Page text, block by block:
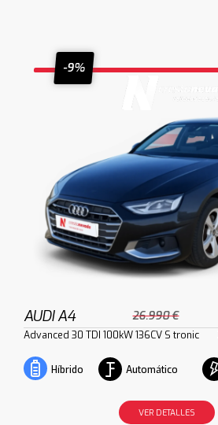
-9%
AUDI A4 26.990 €
Advanced 30 TDI 100kW 136CV S tronic
Híbrido Automático
VER DETALLES